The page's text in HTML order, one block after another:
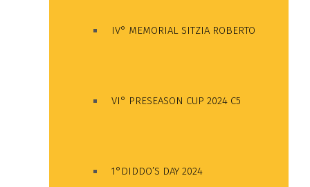
IV° MEMORIAL SITZIA ROBERTO
VI° PRESEASON CUP 2024 C5
1°DIDDO’S DAY 2024